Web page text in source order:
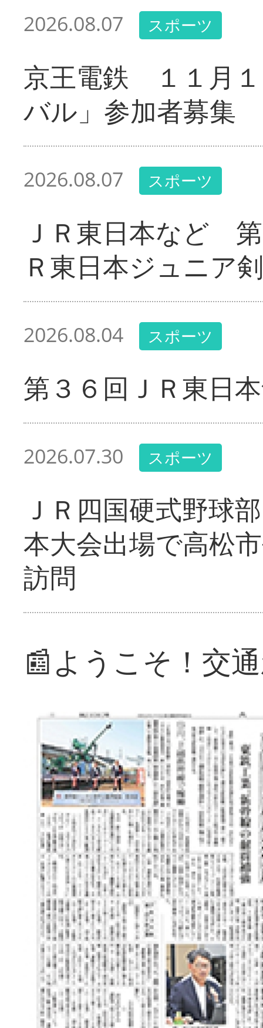
2026.08.07 スポーツ
京王電鉄 １１月
バル」参加者募集
2026.08.07 スポーツ
ＪＲ東日本など
Ｒ東日本ジュニア
2026.08.04 スポーツ
第３６回ＪＲ東日
2026.07.30 スポーツ
ＪＲ四国硬式野球
本大会出場で高松
訪問
📰ようこそ！交